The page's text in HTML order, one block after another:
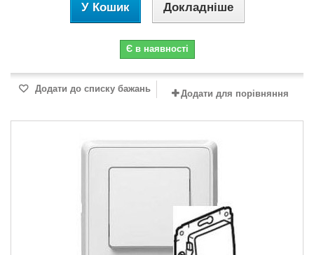
У Кошик Докладніше
Є в наявності
Додати до списку бажань Додати для порівняння